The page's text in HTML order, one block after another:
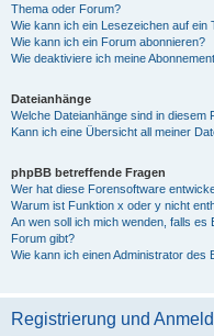
Thema oder Forum?
Wie kann ich ein Lesezeichen auf
Wie kann ich ein Forum abonnieren?
Wie deaktiviere ich meine
Dateianhänge
Welche Dateianhänge sind in diesem
Kann ich eine Übersicht all meiner
phpBB betreffende Fragen
Wer hat diese Forensoftware
Warum ist Funktion x oder y nicht
An wen soll ich mich wenden, falls
Forum gibt?
Wie kann ich einen Administrator des
Registrierung und